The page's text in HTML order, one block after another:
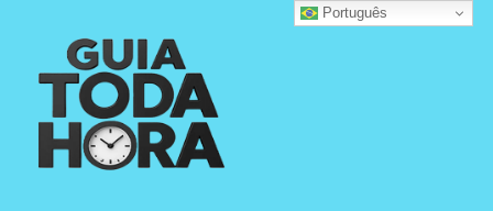
Português